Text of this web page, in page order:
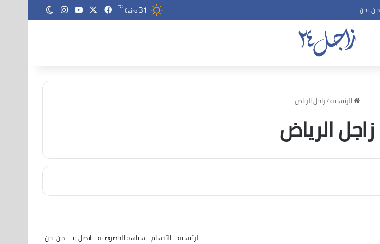
من نحن Cairo31
℃ فيسبوك ‫YouTubeانستقرام
الرئيسية/زاجل الرياض
زاجل الرياض
الرئيسية الأقسام سياسة الخصوصية اتصل بنا من نحن